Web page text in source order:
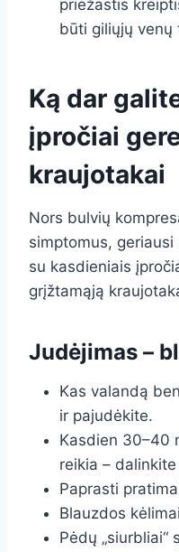
priežastis
būti giliųjų venų
Ką dar
įpročiai
kraujotakai
Nors bulvių
simptomus,
su kasdieniais
grįžtamąją
Judėjimas –
Kas valandą
ir pajudėkite.
Kasdien 30–40
reikia –
Paprasti
Blauzdos
Pėdų